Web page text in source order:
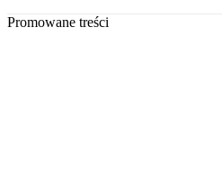
Promowane treści